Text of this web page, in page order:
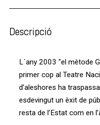
Descripció
L´any 2003 "el mètode
primer cop al Teatre
d’aleshores ha
esdevingut un èxit de
resta de l’Estat com en